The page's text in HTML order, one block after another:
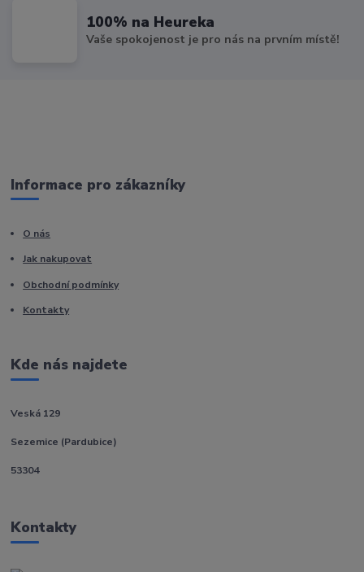
100% na Heureka
Vaše spokojenost je pro nás na prvním místě!
Informace pro zákazníky
O nás
Jak nakupovat
Obchodní podmínky
Kontakty
Kde nás najdete
Veská 129
Sezemice (Pardubice)
53304
Kontakty